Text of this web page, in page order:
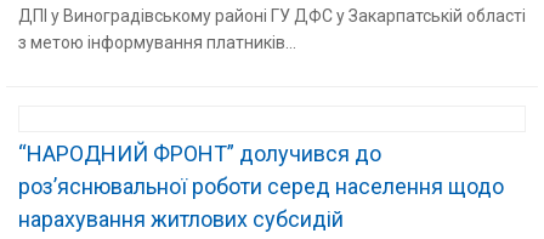
ДПІ у Виноградівському районі ГУ ДФС у Закарпатській області
з метою інформування платників...
“НАРОДНИЙ ФРОНТ” долучився до
роз’яснювальної роботи серед населення щодо
нарахування житлових субсидій